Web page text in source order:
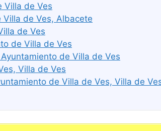
Villa de Ves
de Ves, Albacete
de Ves
de Villa de Ves
de Villa de Ves
Villa de Ves
de Villa de Ves, Villa de